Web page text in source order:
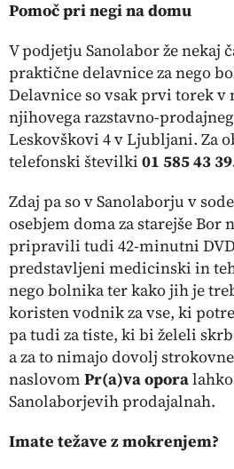
Pomoč pri negi na domu
V podjetju Sanolabor že nekaj
praktične delavnice za nego
Delavnice so vsak prvi torek v
njihovega razstavno-
Leskovškovi 4 v Ljubljani. Za
telefonski številki 01 585 43
Zdaj pa so v Sanolaborju v
osebjem doma za starejše Bor
pripravili tudi 42-minutni
predstavljeni medicinski in
nego bolnika ter kako jih je
koristen vodnik za vse, ki
pa tudi za tiste, ki bi želeli
a za to nimajo dovolj
naslovom Pr(a)va opora
Sanolaborjevihprodajalnah.
Imate težave z mokrenjem?